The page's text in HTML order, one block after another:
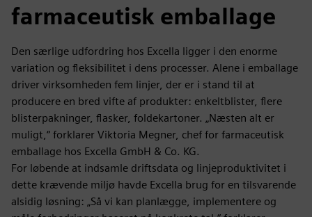
farmaceutisk emballage
Den særlige udfordring hos Excella ligger i den enorme
variation og fleksibilitet i dens processer. Alene i emballage
driver virksomheden fem linjer, der er i stand til at
producere en bred vifte af produkter: enkeltblister, flere
blisterpakninger, flasker, foldekartoner. „Næsten alt er
muligt,“ forklarer Viktoria Megner, chef for farmaceutisk
emballage hos Excella GmbH & Co. KG.
For løbende at indsamle driftsdata og linjeproduktivitet i
dette krævende miljø havde Excella brug for en tilsvarende
alsidig løsning: „Så vi kan planlægge, implementere og